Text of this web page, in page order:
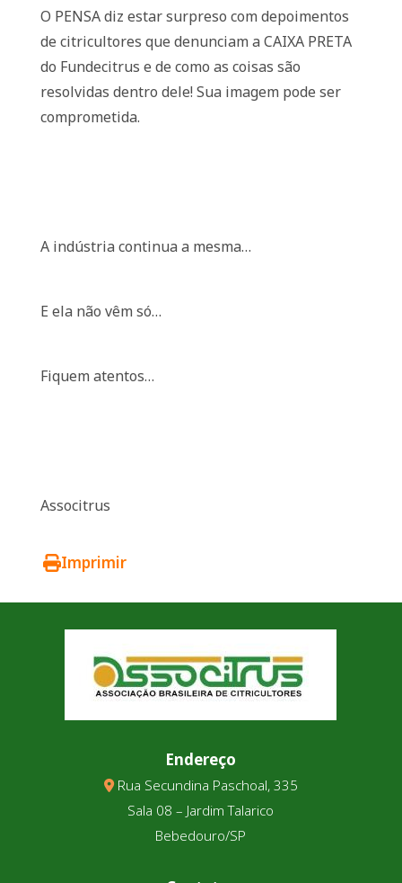
O PENSA diz estar surpreso com depoimentos
de citricultores que denunciam a CAIXA PRETA
do Fundecitrus e de como as coisas são
resolvidas dentro dele! Sua imagem pode ser
comprometida.
A indústria continua a mesma…
E ela não vêm só…
Fiquem atentos…
Associtrus
Imprimir
Endereço
Rua Secundina Paschoal, 335
Sala 08 – Jardim Talarico
Bebedouro/SP